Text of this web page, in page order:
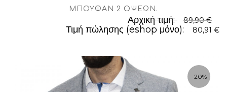
ΜΠΟΥΦΆΝ 2 ΌΨΕΩΝ .
Αρχική τιμή: 89,90 €
Τιμή πώλησης (eshop μόνο): 80,91 €
-20%